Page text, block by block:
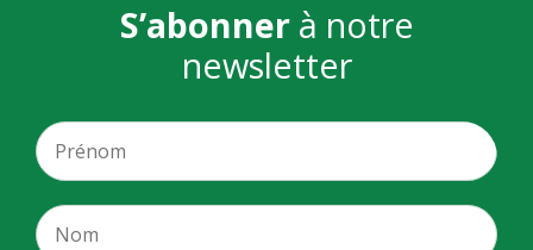
S’abonner à notre
newsletter